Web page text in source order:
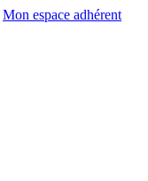
Mon espace adhérent